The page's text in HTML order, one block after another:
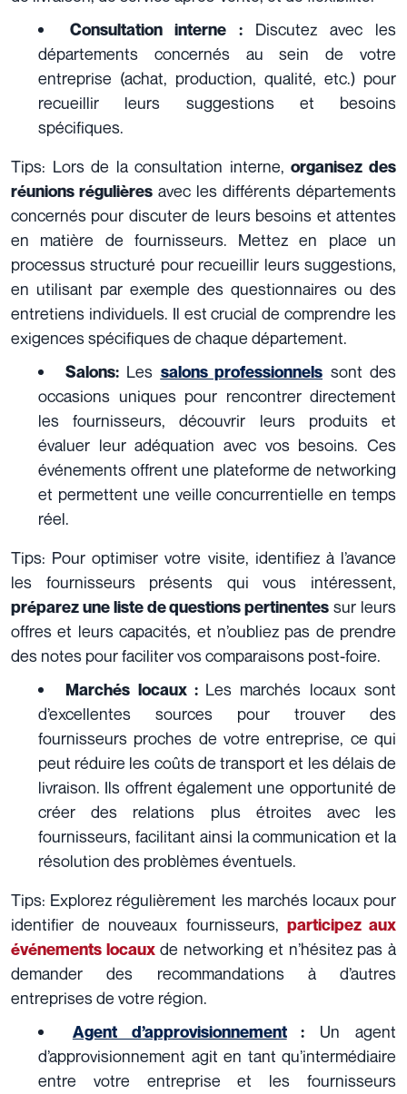
Consultation interne :Discutez avec les
départements concernés au sein de votre
entreprise (achat, production, qualité, etc.) pour
recueillir leurs suggestions et besoins
spécifiques.
Tips: Lors de la consultation interne,organisez des
réunions régulières avec les différents départements
concernés pour discuter de leurs besoins et attentes
en matière de fournisseurs. Mettez en place un
processus structuré pour recueillir leurs suggestions,
en utilisant par exemple des questionnaires ou des
entretiens individuels. Il est crucial de comprendre les
exigences spécifiques de chaque département.
Salons:Les salons professionnels sont des
occasions uniques pour rencontrer directement
les fournisseurs, découvrir leurs produits et
évaluer leur adéquation avec vos besoins. Ces
événements offrent une plateforme de networking
et permettent une veille concurrentielle en temps
réel.
Tips: Pour optimiser votre visite, identifiez à l’avance
les fournisseurs présents qui vous intéressent,
préparez une liste de questions pertinentes sur leurs
offres et leurs capacités, et n’oubliez pas de prendre
des notes pour faciliter vos comparaisons post-foire.
Marchés locaux : Les marchés locaux sont
d’excellentes sources pour trouver des
fournisseurs proches de votre entreprise, ce qui
peut réduire les coûts de transport et les délais de
livraison. Ils offrent également une opportunité de
créer des relations plus étroites avec les
fournisseurs, facilitant ainsi la communication et la
résolution des problèmes éventuels.
Tips: Explorez régulièrement les marchés locaux pour
identifier de nouveaux fournisseurs, participez aux
événements locauxde networking et n’hésitez pas à
demander des recommandations à d’autres
entreprises de votre région.
Agent d’approvisionnement: Un agent
d’approvisionnement agit en tant qu’intermédiaire
entre votre entreprise et les fournisseurs